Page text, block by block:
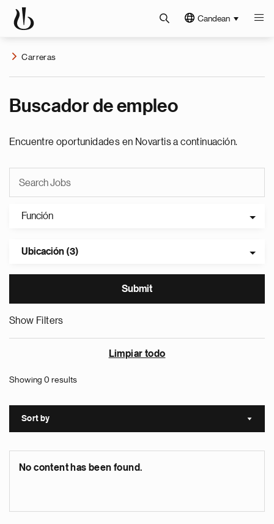
Candean
Carreras
Buscador de empleo
Encuentre oportunidades en Novartis a continuación.
Función
Ubicación (3)
Show Filters
Limpiar todo
Showing 0 results
Sort by Sort
No content has been found.